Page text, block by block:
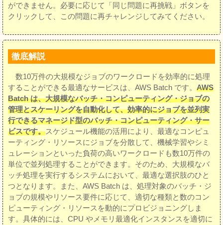
ができません。必要に応じて「同じ問題に再挑戦」ボタンを
クリックして、この問題に再チャレンジしてみてください。
徹底解説
数10万件の大規模なジョブのワークロードを効率的に処理
することができる最適なサービスは、AWS Batch です。AWS
Batch は、大規模なバッチ・コンピューティング・ジョブの
管理とスケーリングを自動化して、効率的にジョブを並列実
行できるマネージド型のバッチ・コンピューティング・サー
ビスです。スケジュール機能の活用により、最適なコンピュ
ーティング・リソースにジョブを分散して、機械学習やシミ
ュレーションといった負荷の高いワークロードも数10万件の
単位で並列処理することができます。そのため、大規模なバ
ッチ処理を実行するシステムにおいて、最適な選択肢のひと
つとなります。また、AWS Batch は、処理対象のバッチ・ジ
ョブの規模やリソース要件に応じて、適切な種類と数のコン
ピューティング・リソースを動的にプロビジョニングしま
す。具体的には、CPU やメモリ最適化インスタンスを適切に